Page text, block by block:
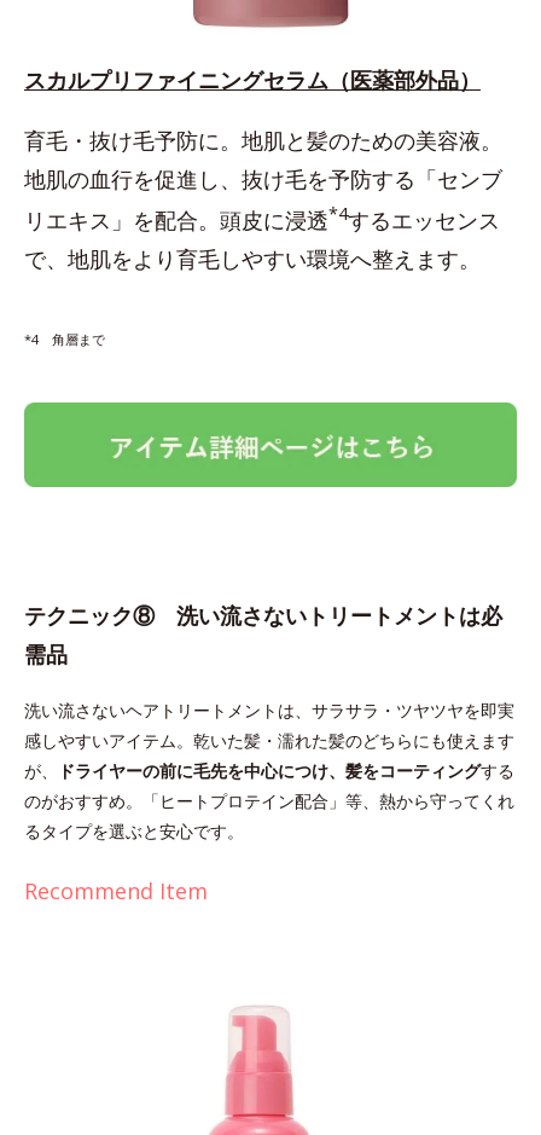
スカルプリファイニングセラム（医薬部外品）
育毛・抜け毛予防に。地肌と髪のための美容液。
地肌の血行を促進し、抜け毛を予防する「センブ
リエキス」を配合。頭皮に浸透*4するエッセンス
で、地肌をより育毛しやすい環境へ整えます。
*4 角層まで
テクニック⑧ 洗い流さないトリートメントは必
需品
洗い流さないヘアトリートメントは、サラサラ・ツヤツヤを即実
感しやすいアイテム。乾いた髪・濡れた髪のどちらにも使えます
が、
ドライヤーの前に毛先を中心につけ、髪をコーティングする
のがおすすめ。「ヒートプロテイン配合」等、熱から守ってくれ
るタイプを選ぶと安心です。
Recommend Item